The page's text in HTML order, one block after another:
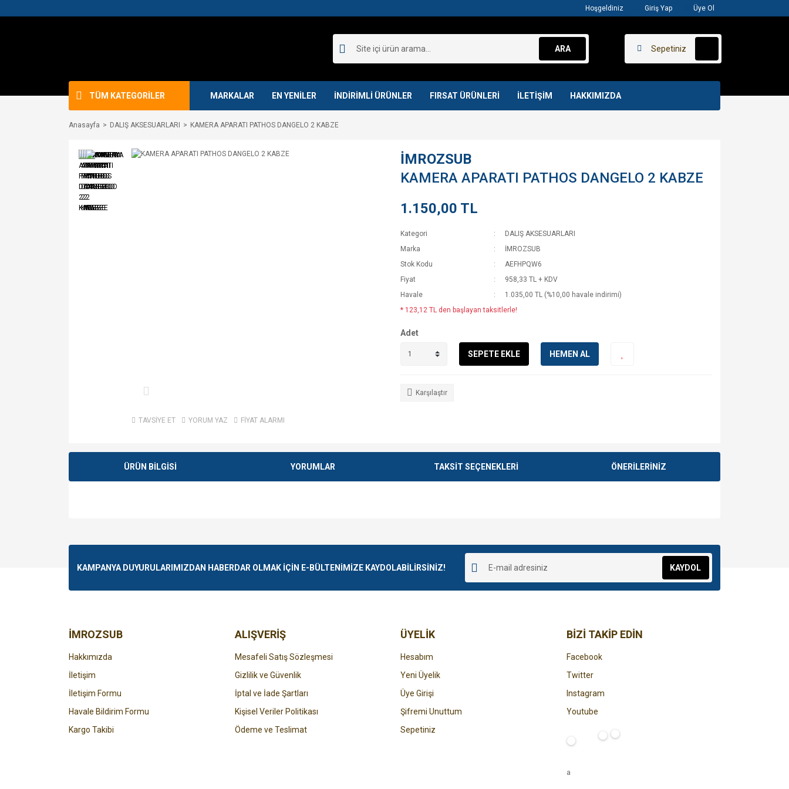
Hoşgeldiniz Giriş Yap Üye Ol
ARA Sepetiniz
TÜM KATEGORİLER MARKALAR EN YENİLER İNDİRİMLİ ÜRÜNLER FIRSAT ÜRÜNLERİ İLETİŞİM HAKKIMIZDA
Anasayfa DALIŞ AKSESUARLARI KAMERA APARATI PATHOS DANGELO 2 KABZE
TAVSİYE ET YORUM YAZ FİYAT ALARMI
İMROZSUB
KAMERA APARATI PATHOS DANGELO 2 KABZE
1.150,00 TL
Kategori
DALIŞ AKSESUARLARI
Marka
İMROZSUB
Stok Kodu
AEFHPQW6
Fiyat
958,33 TL + KDV
Havale
1.035,00 TL (%10,00 havale indirimi)
* 123,12 TL den başlayan taksitlerle!
Adet
SEPETE EKLE HEMEN AL
Karşılaştır
ÜRÜN BİLGİSİ YORUMLAR TAKSİT SEÇENEKLERİ ÖNERİLERİNİZ
Ürün resmi kalitesiz, bozuk veya görüntülenemiyor.
Bu ürüne benzer farklı alternatifler olmalı.
Gönder
KAMPANYA DUYURULARIMIZDAN HABERDAR OLMAK İÇİN E-BÜLTENİMİZE KAYDOLABİLİRSİNİZ! KAYDOL
İMROZSUB
Hakkımızda
İletişim
İletişim Formu
Havale Bildirim Formu
Kargo Takibi
ALIŞVERİŞ
Mesafeli Satış Sözleşmesi
Gizlilik ve Güvenlik
İptal ve İade Şartları
Kişisel Veriler Politikası
Ödeme ve Teslimat
ÜYELİK
Hesabım
Yeni Üyelik
Üye Girişi
Şifremi Unuttum
Sepetiniz
BİZİ TAKİP EDİN
Facebook
Twitter
Instagram
Youtube
a